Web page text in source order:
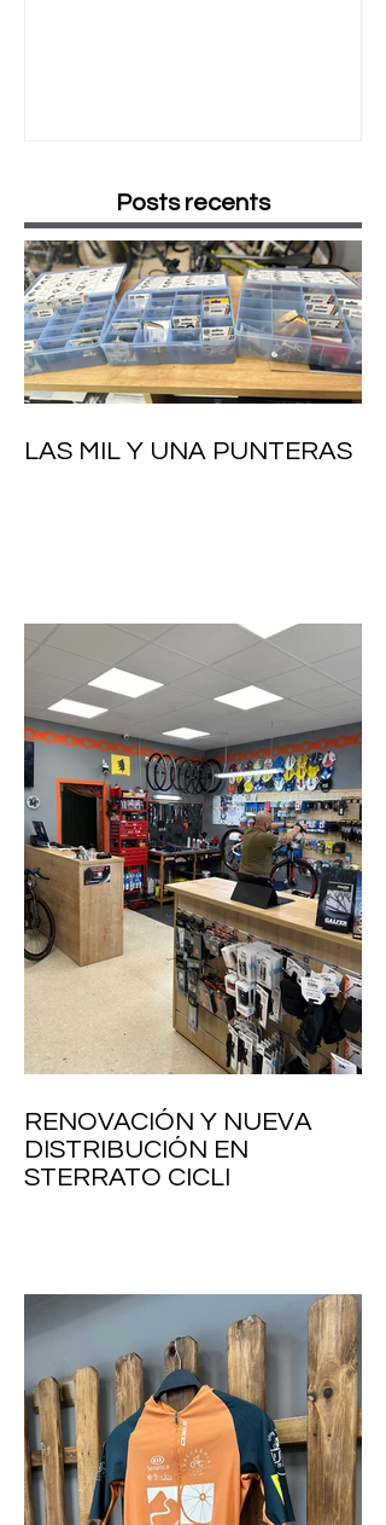
Posts recents
LAS MIL Y UNA PUNTERAS
RENOVACIÓN Y NUEVA
DISTRIBUCIÓN EN
STERRATO CICLI